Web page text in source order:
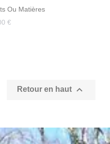
Ou Matières
€
Retour en haut 